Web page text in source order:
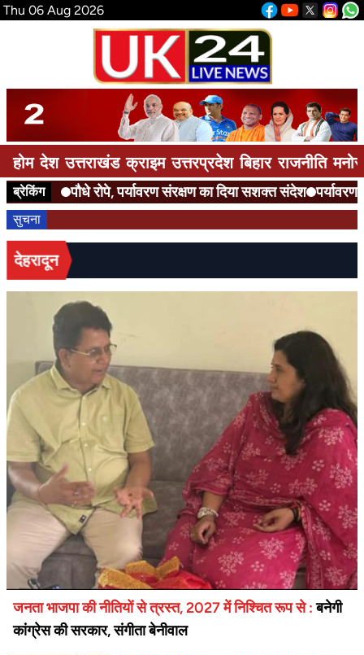
Thu 06 Aug 2026
होम देश उत्तराखंड क्राइम उत्तरप्रदेश बिहार राजनीति
ब्रेकिंग पौधे रोपे, पर्यावरण संरक्षण का दिया सशक्त संदेश पर्यावरण
सुचना
देहरादून
जनता भाजपा की नीतियों से त्रस्त, 2027 में निश्चित रूप से :बनेगी
कांग्रेस की सरकार, संगीता बेनीवाल